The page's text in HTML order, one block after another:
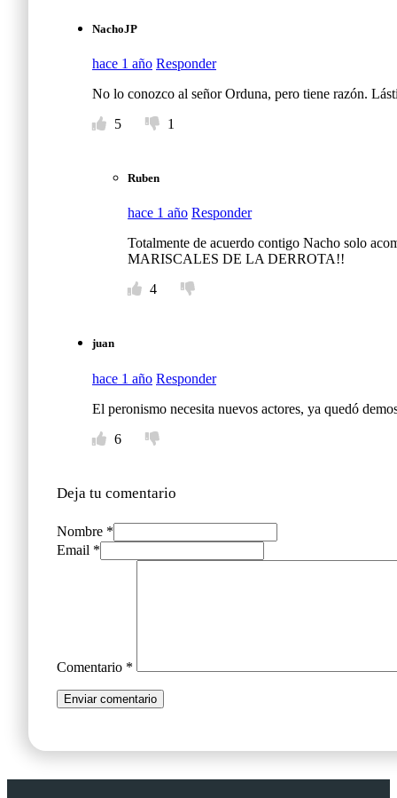
NachoJP
hace 1 año Responder
No lo conozco al señor Orduna, pero tiene razón.
5
1
Ruben
hace 1 año Responder
Totalmente de acuerdo contigo Nacho solo
MARISCALES DE LA DERROTA!!
4
juan
hace 1 año Responder
El peronismo necesita nuevos actores, ya quedó
6
Deja tu comentario
Nombre *
Email *
Comentario *